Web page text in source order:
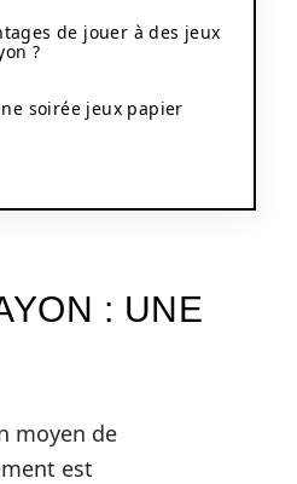
de jouer à des jeux
?
soirée jeux papier
: UNE
moyen de
est